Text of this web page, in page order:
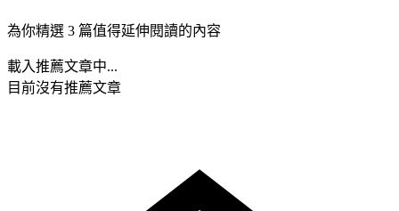
為你精選 3 篇值得延伸閱讀的內容
載入推薦文章中...
目前沒有推薦文章